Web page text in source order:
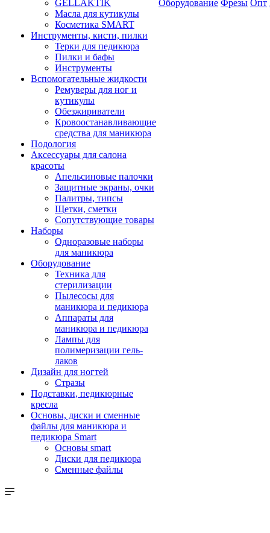
GELLAKTIK
Масла для кутикулы
Косметика SMART
Инструменты, кисти, пилки
Терки для педикюра
Пилки и бафы
Инструменты
Вспомогательные жидкости
Ремуверы для ног и
кутикулы
Обезжириватели
Кровоостанавливающие
средства для маникюра
Подология
Аксессуары для салона
красоты
Апельсиновые палочки
Защитные экраны, очки
Палитры, типсы
Щетки, сметки
Сопутствующие товары
Наборы
Одноразовые наборы
для маникюра
Оборудование
Техника для
стерилизации
Пылесосы для
маникюра и педикюра
Аппараты для
маникюра и педикюра
Лампы для
полимеризации гель-
лаков
Дизайн для ногтей
Стразы
Подставки, педикюрные
кресла
Основы, диски и сменные
файлы для маникюра и
педикюра Smart
Основы smart
Диски для педикюра
Сменные файлы
Оборудование Фрезы Опт